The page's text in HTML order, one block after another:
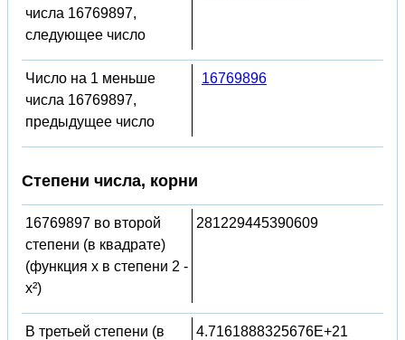
числа 16769897,
следующее число
Число на 1 меньше
числа 16769897,
предыдущее число
16769896
Степени числа, корни
16769897 во второй
степени (в квадрате)
(функция x в степени 2 -
x²)
281229445390609
В третьей степени (в
4.7161888325676E+21